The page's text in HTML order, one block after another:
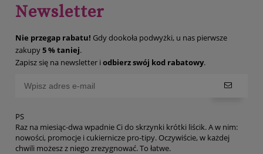
Newsletter
Nie przegap rabatu! Gdy dookoła podwyżki, u nas pierwsze
zakupy5 % taniej.
Zapisz się na newsletter i odbierz swój kod rabatowy.
PS
Raz na miesiąc-dwa wpadnie Ci do skrzynki krótki liścik. A w nim:
nowości, promocje i cukiernicze pro-tipy. Oczywiście, w każdej
chwili możesz z niego zrezygnować. To łatwe.